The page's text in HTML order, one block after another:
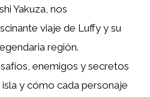
Yakuza, nos
viaje de Luffy y su
región.
enemigos y secretos
y cómo cada personaje